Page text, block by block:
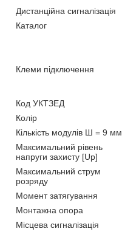
Дистанційна сигналізація
Каталог
Клеми підключення
Код УКТЗЕД
Колір
Кількість модулів Ш = 9 мм
Максимальний рівень
напруги захисту [Up]
Максимальний струм
розряду
Момент затягування
Монтажна опора
Місцева сигналізація